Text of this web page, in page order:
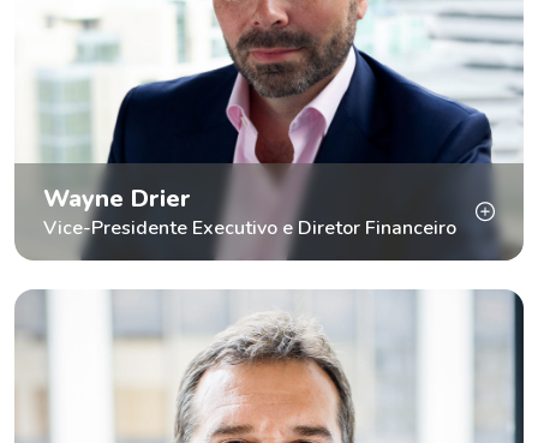
Wayne Drier
Vice-Presidente Executivo e Diretor Financeiro